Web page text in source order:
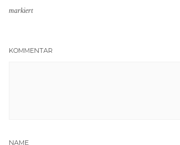
markiert
KOMMENTAR
NAME